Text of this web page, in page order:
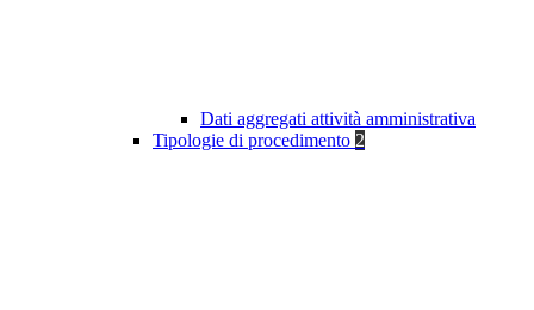
Dati aggregati attività amministrativa
Tipologie di procedimento 2